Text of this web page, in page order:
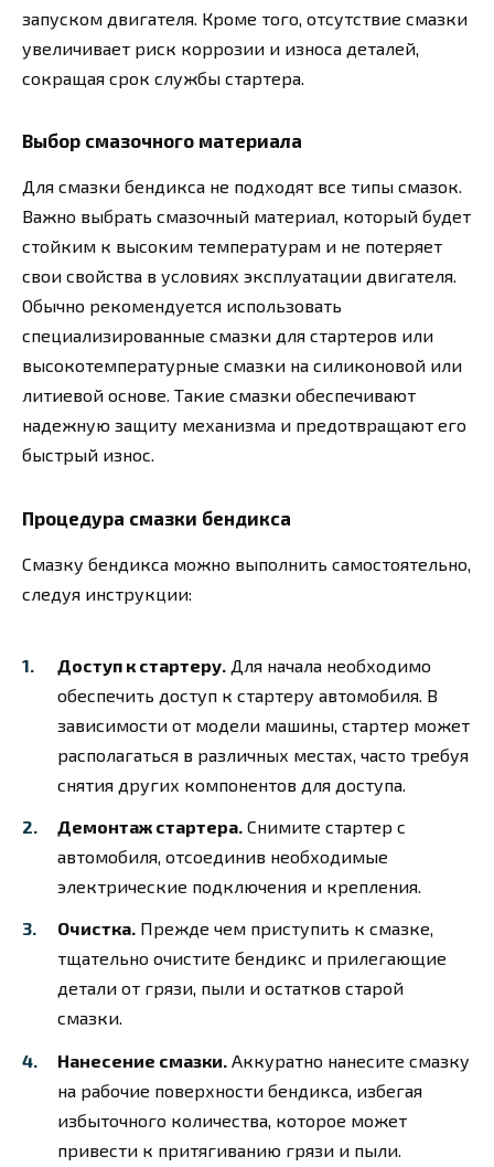
запуском двигателя. Кроме того, отсутствие смазки
увеличивает риск коррозии и износа деталей,
сокращая срок службы стартера.
Выбор смазочного материала
Для смазки бендикса не подходят все типы смазок.
Важно выбрать смазочный материал, который будет
стойким к высоким температурам и не потеряет
свои свойства в условиях эксплуатации двигателя.
Обычно рекомендуется использовать
специализированные смазки для стартеров или
высокотемпературные смазки на силиконовой или
литиевой основе. Такие смазки обеспечивают
надежную защиту механизма и предотвращают его
быстрый износ.
Процедура смазки бендикса
Смазку бендикса можно выполнить самостоятельно,
следуя инструкции:
Доступ к стартеру. Для начала необходимо
обеспечить доступ к стартеру автомобиля. В
зависимости от модели машины, стартер может
располагаться в различных местах, часто требуя
снятия других компонентов для доступа.
Демонтаж стартера. Снимите стартер с
автомобиля, отсоединив необходимые
электрические подключения и крепления.
Очистка. Прежде чем приступить к смазке,
тщательно очистите бендикс и прилегающие
детали от грязи, пыли и остатков старой
смазки.
Нанесение смазки. Аккуратно нанесите смазку
на рабочие поверхности бендикса, избегая
избыточного количества, которое может
привести к притягиванию грязи и пыли.